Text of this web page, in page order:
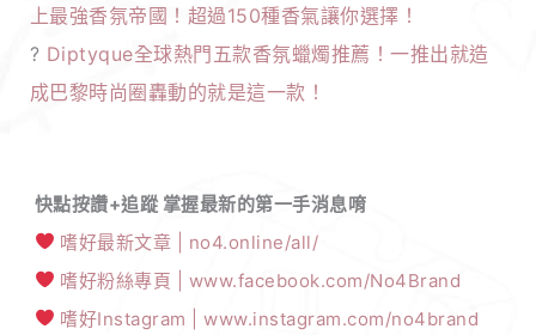
上最強香氛帝國！超過150種香氣讓你選擇！
? Diptyque全球熱門五款香氛蠟燭推薦！一推出就造
成巴黎時尚圈轟動的就是這一款！
快點按讚+追蹤 掌握最新的第一手消息唷
嗜好最新文章 | no4.online/all/
嗜好粉絲專頁 | www.facebook.com/No4Brand
嗜好Instagram | www.instagram.com/no4brand